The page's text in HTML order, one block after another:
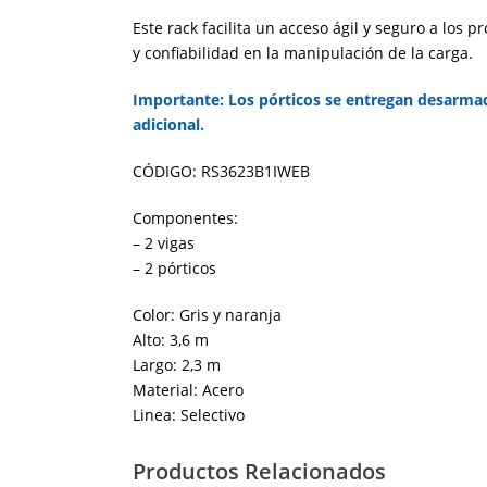
Este rack facilita un acceso ágil y seguro a los
y confiabilidad en la manipulación de la carga.
Importante: Los pórticos se entregan
adicional.
CÓDIGO: RS3623B1IWEB
Componentes:
– 2 vigas
– 2 pórticos
Color: Gris y naranja
Alto: 3,6 m
Largo: 2,3 m
Material: Acero
Linea: Selectivo
Productos Relacionados